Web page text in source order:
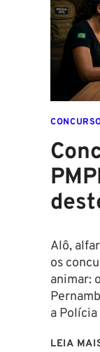
Alô,
os
animar:
a
LEIA